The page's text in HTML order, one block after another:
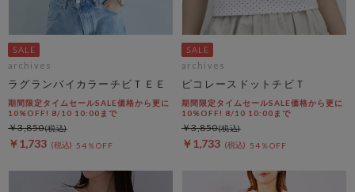
archives
ラグランバイカラーチビＴＥＥ
期間限定タイムセールSALE価格から更に
10%OFF! 8/10 10:00まで
￥1,733 54％OFF
￥3,850
archives
ピコレースドットチビＴ
期間限定タイムセールSALE価格から更に
10%OFF! 8/10 10:00まで
￥1,733 54％OFF
￥3,850